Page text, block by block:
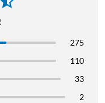
275
110
33
2